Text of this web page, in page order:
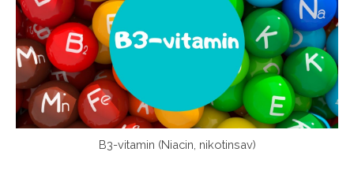
B3-vitamin (Niacin, nikotinsav)